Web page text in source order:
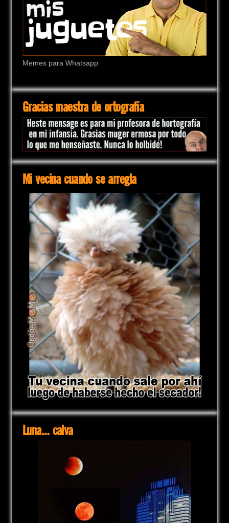
Memes para Whatsapp
Gracias maestra de ortografía
Mi vecina cuando se arregla
Luna… calva